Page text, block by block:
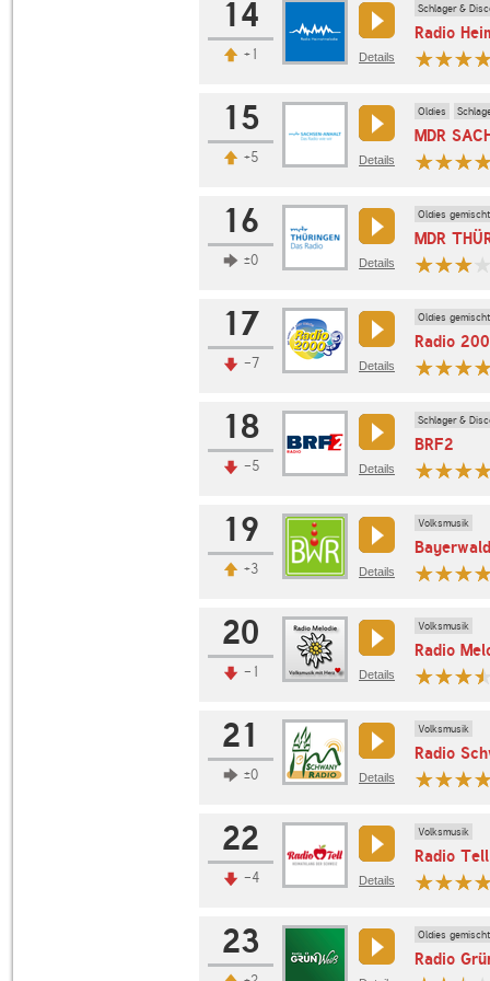
14
+1 Details
Schlager &
Radio
15
+5 Details
Oldies
MDR
16
±0 Details
Oldies gemischt
MDR
17
-7 Details
Oldies gemischt
Radio
18
-5 Details
Schlager &
BRF2
19
+3 Details
Volksmusik
20
-1 Details
Volksmusik
Radio
21
±0 Details
Volksmusik
Radio
22
-4 Details
Volksmusik
Radio Tell
23 Oldies gemischt
Radio